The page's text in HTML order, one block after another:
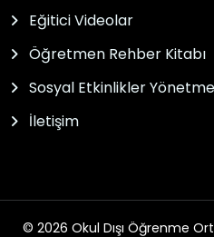
Eğitici Videolar
Öğretmen Rehber Kitabı
Sosyal Etkinlikler
İletişim
© 2026 Okul Dışı Öğrenme